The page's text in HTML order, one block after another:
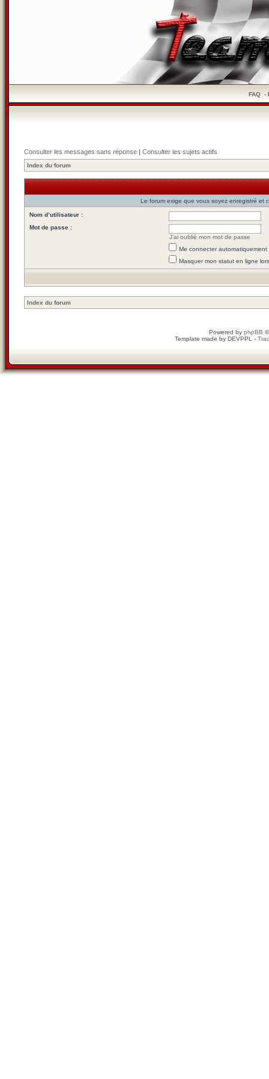
FAQ-
Consulter les messages sans réponse | Consulter les sujets actifs
Index du forum
Le forum exige que vous soyez enregistré et
Nom d’utilisateur :
Mot de passe :
J’ai oublié mon mot de passe
Me connecter
Masquer mon statut en ligne
Index du forum
Powered by phpBB
Template made by DEVPPL -